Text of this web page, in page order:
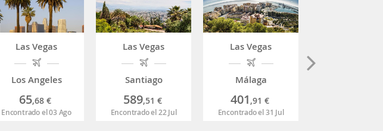
Las Vegas
Los Angeles
65,68 €
Encontrado el 03 Ago
Las Vegas
Santiago
589,51 €
Encontrado el 22 Jul
Las Vegas
Málaga
401 ,91 €
Encontrado el 31 Jul